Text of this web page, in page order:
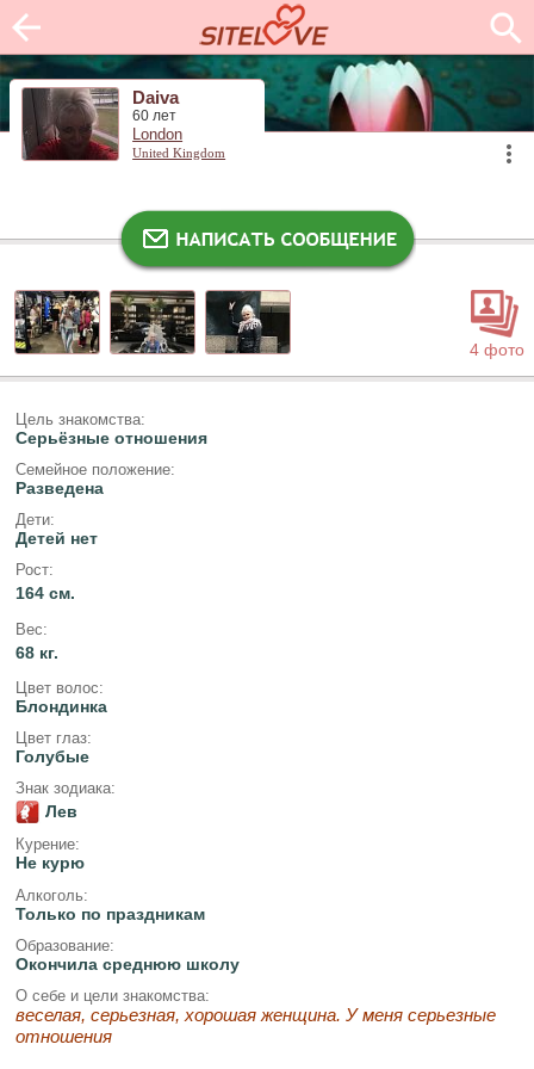
Daiva
60 лет
London
United Kingdom
4 фото
Цель знакомства:
Серьёзные отношения
Семейное положение:
Разведена
Дети:
Детей нет
Рост:
164 см.
Вес:
68 кг.
Цвет волос:
Блондинка
Цвет глаз:
Голубые
Знак зодиака:
Лев
Курение:
Не курю
Алкоголь:
Только по праздникам
Образование:
Окончила среднюю школу
О себе и цели знакомства:
веселая, серьезная, хорошая женщина. У меня серьезные
отношения